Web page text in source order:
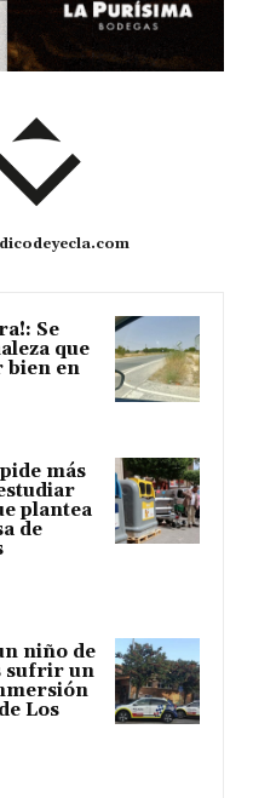
Se
que
bien en
más
plantea
de
niño de
sufrir un
Los